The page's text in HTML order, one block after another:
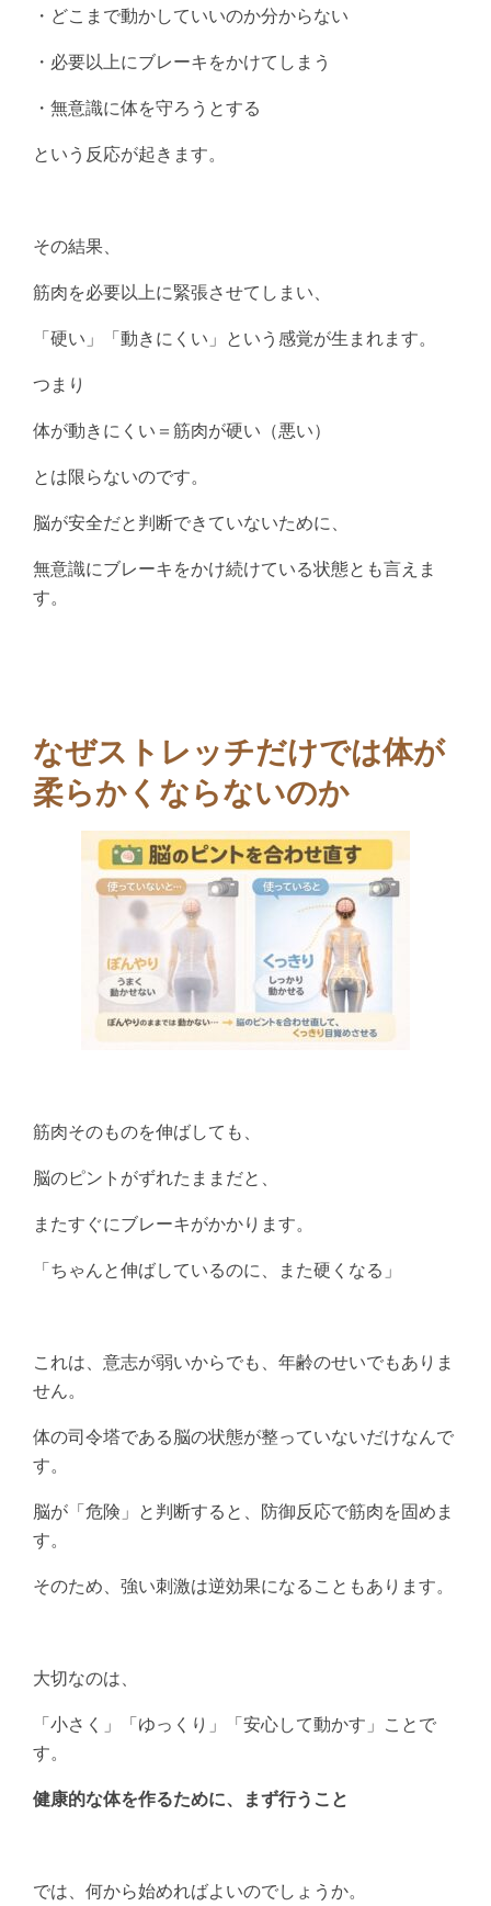
・どこまで動かしていいのか分からない
・必要以上にブレーキをかけてしまう
・無意識に体を守ろうとする
という反応が起きます。
その結果、
筋肉を必要以上に緊張させてしまい、
「硬い」「動きにくい」という感覚が生まれます。
つまり
体が動きにくい＝筋肉が硬い（悪い）
とは限らないのです。
脳が安全だと判断できていないために、
無意識にブレーキをかけ続けている状態とも言えま
す。
なぜストレッチだけでは体が
柔らかくならないのか
筋肉そのものを伸ばしても、
脳のピントがずれたままだと、
またすぐにブレーキがかかります。
「ちゃんと伸ばしているのに、また硬くなる」
これは、意志が弱いからでも、年齢のせいでもありま
せん。
体の司令塔である脳の状態が整っていないだけなんで
す。
脳が「危険」と判断すると、防御反応で筋肉を固めま
す。
そのため、強い刺激は逆効果になることもあります。
大切なのは、
「小さく」「ゆっくり」「安心して動かす」ことで
す。
健康的な体を作るために、まず行うこと
では、何から始めればよいのでしょうか。